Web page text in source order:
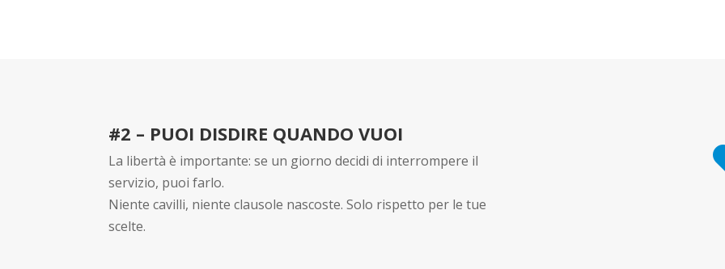
#2 – PUOI DISDIRE QUANDO VUOI
La libertà è importante: se un giorno decidi di interrompere il
servizio, puoi farlo.
Niente cavilli, niente clausole nascoste. Solo rispetto per le tue
scelte.